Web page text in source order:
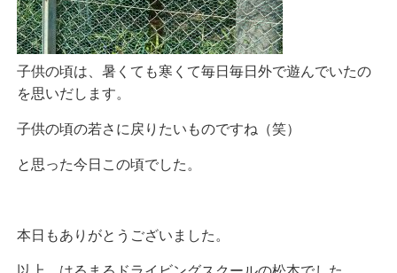
子供の頃は、暑くても寒くて毎日毎日外で遊んでいたの
を思いだします。
子供の頃の若さに戻りたいものですね（笑）
と思った今日この頃でした。
本日もありがとうございました。